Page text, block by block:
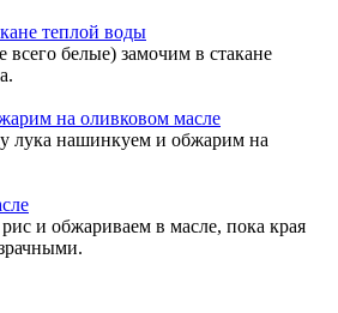
белые) замочим в стакане
лука нашинкуем и обжарим на
и обжариваем в масле, пока края